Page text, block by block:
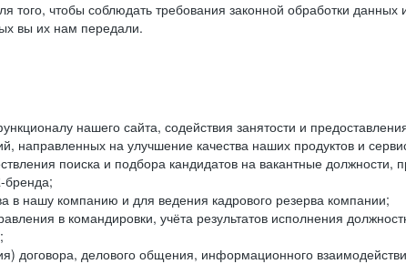
чтобы соблюдать требования законной обработки
вы их нам передали.
нашего сайта, содействия занятости и
на улучшение качества наших продуктов и
поиска и подбора кандидатов на вакантные должности,
бренда;
в нашу компанию и для ведения кадрового резерва компании;
в командировки, учёта результатов исполнения
договора, делового общения, информационного